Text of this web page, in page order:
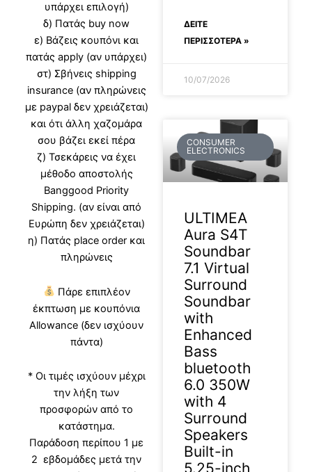
υπάρχει επιλογή)
δ) Πατάς buy now
ε) Βάζεις κουπόνι και
πατάς apply (αν υπάρχει)
στ) Σβήνεις shipping
insurance (αν πληρώνεις
με paypal δεν χρειάζεται)
και ότι άλλη χαζομάρα
σου βάζει εκεί πέρα
ζ) Τσεκάρεις να έχει
μέθοδο αποστολής
Banggood Priority
Shipping. (αν είναι από
Ευρώπη δεν χρειάζεται)
η) Πατάς place order και
πληρώνεις
Πάρε επιπλέον
έκπτωση με κουπόνια
Allowance (δεν ισχύουν
πάντα)
* Οι τιμές ισχύουν μέχρι
την λήξη των
προσφορών από το
κατάστημα.
Παράδοση περίπου 1 με
2 εβδομάδες μετά την
ΔΕΊΤΕ
ΠΕΡΙΣΣΟΤΕΡΑ »
10/07/2026
CONSUMER
ELECTRONICS
ULTIMEA
Aura S4T
Soundbar
7.1 Virtual
Surround
Soundbar
with
Enhanced
Bass
bluetooth
6.0 350W
with 4
Surround
Speakers
Built-in
5.25-inch